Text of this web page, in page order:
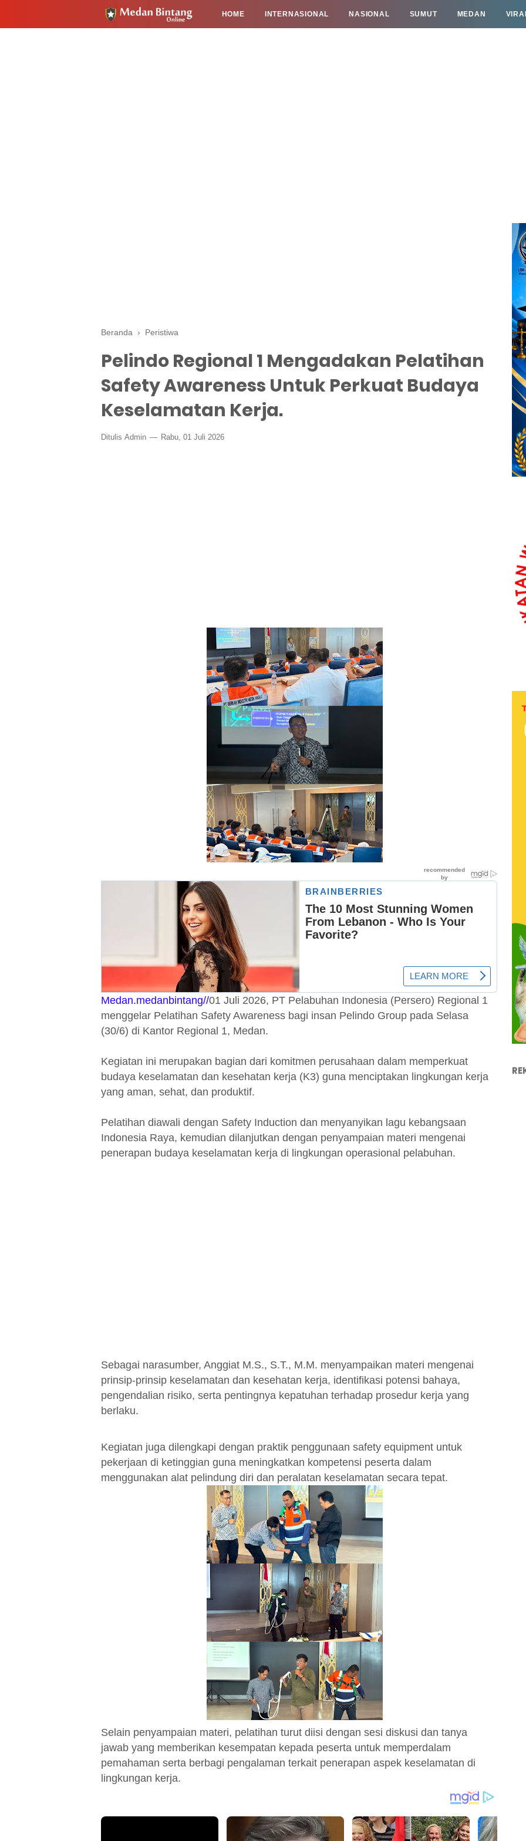
HOME INTERNASIONAL NASIONAL SUMUT MEDAN
Beranda › Peristiwa
Pelindo Regional 1 Mengadakan Pelatihan
Safety Awareness Untuk Perkuat Budaya
Keselamatan Kerja.
Ditulis Admin Rabu, 01 Juli 2026
Medan.medanbintang//01 Juli 2026, PT Pelabuhan Indonesia (Persero) Regional 1
menggelar Pelatihan Safety Awareness bagi insan Pelindo Group pada Selasa
(30/6) di Kantor Regional 1, Medan.
Kegiatan ini merupakan bagian dari komitmen perusahaan dalam memperkuat
budaya keselamatan dan kesehatan kerja (K3) guna menciptakan lingkungan kerja
yang aman, sehat, dan produktif.
Pelatihan diawali dengan Safety Induction dan menyanyikan lagu kebangsaan
Indonesia Raya, kemudian dilanjutkan dengan penyampaian materi mengenai
penerapan budaya keselamatan kerja di lingkungan operasional pelabuhan.
Sebagai narasumber, Anggiat M.S., S.T., M.M. menyampaikan materi mengenai
prinsip-prinsip keselamatan dan kesehatan kerja, identifikasi potensi bahaya,
pengendalian risiko, serta pentingnya kepatuhan terhadap prosedur kerja yang
berlaku.
Kegiatan juga dilengkapi dengan praktik penggunaan safety equipment untuk
pekerjaan di ketinggian guna meningkatkan kompetensi peserta dalam
menggunakan alat pelindung diri dan peralatan keselamatan secara tepat.
Selain penyampaian materi, pelatihan turut diisi dengan sesi diskusi dan tanya
jawab yang memberikan kesempatan kepada peserta untuk memperdalam
pemahaman serta berbagi pengalaman terkait penerapan aspek keselamatan di
lingkungan kerja.